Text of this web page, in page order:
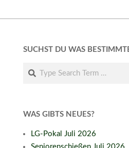
SUCHST DU WAS
Search
WAS GIBTS NEUES?
LG-Pokal Juli 2026